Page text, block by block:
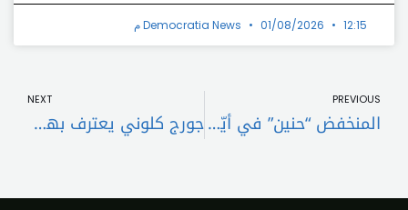
Democratia News 01/08/2026 12:15 م
PREVIOUS
المنخفض “حنين” في أيّامه الأعنف: إحذروا من الآتي!
NEXT
جورج كلوني يعترف بهذا الأمر حول زوجته أمل علم الدين